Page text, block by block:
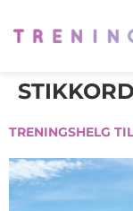
TRENINGSHELG